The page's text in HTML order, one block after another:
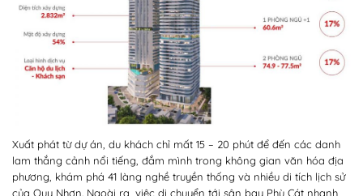
Xuất phát từ dự án, du khách chỉ mất 15 – 20 phút để đến các danh
lam thắng cảnh nổi tiếng, đắm mình trong không gian văn hóa địa
phương, khám phá 41 làng nghề truyền thống và nhiều di tích lịch sử
của Quy Nhơn. Ngoài ra, việc di chuyển tới sân bay Phù Cát nhanh